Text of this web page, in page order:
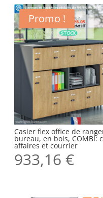
Promo !
Casier flex office de
bureau, en bois, COMBI:
affaires et courrier
933,16€